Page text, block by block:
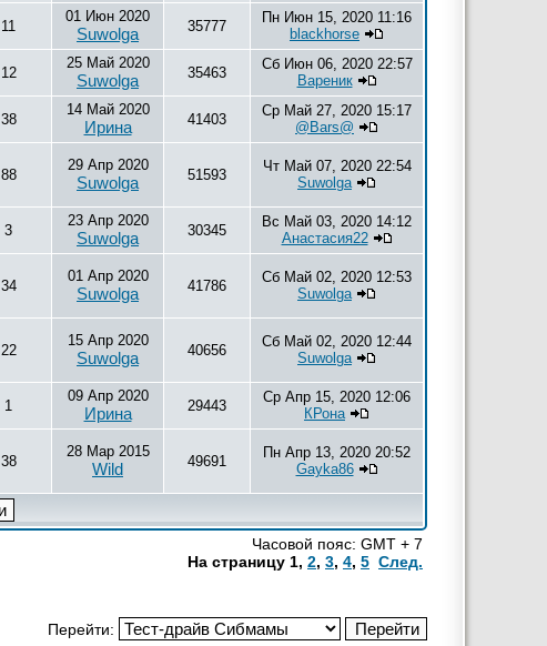
11
01 Июн 2020
Suwolga 35777
Пн Июн 15, 2020 11:16
blackhorse
12
25 Май 2020
Suwolga 35463
Сб Июн 06, 2020 22:57
Вареник
38
14 Май 2020
Ирина 41403
Ср Май 27, 2020 15:17
@Bars@
88
29 Апр 2020
Suwolga 51593
Чт Май 07, 2020 22:54
Suwolga
3
23 Апр 2020
Suwolga 30345
Вс Май 03, 2020 14:12
Анаcтаcия22
34
01 Апр 2020
Suwolga 41786
Сб Май 02, 2020 12:53
Suwolga
22
15 Апр 2020
Suwolga 40656
Сб Май 02, 2020 12:44
Suwolga
1
09 Апр 2020
Ирина 29443
Ср Апр 15, 2020 12:06
КРона
38
28 Мар 2015
Wild 49691
Пн Апр 13, 2020 20:52
Gayka86
Часовой пояс: GMT + 7
На страницу 1, 2, 3, 4, 5 След.
Перейти: